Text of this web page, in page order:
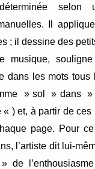
selon
Il
; il dessine des
musique,
dans les mots tous
» sol » dans
) et, à partir de ces
page. Pour
l’artiste dit lui-
de